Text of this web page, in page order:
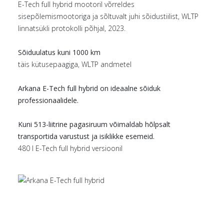
E-Tech full hybrid mootoril võrreldes
sisepõlemismootoriga ja sõltuvalt juhi sõidustiilist, WLTP
linnatsükli protokolli põhjal, 2023.
Sõiduulatus kuni 1000 km
täis kütusepaagiga, WLTP andmetel
Arkana E-Tech full hybrid on ideaalne sõiduk
professionaalidele.
Kuni 513-liitrine pagasiruum võimaldab hõlpsalt
transportida varustust ja isiklikke esemeid.
480 l E-Tech full hybrid versioonil